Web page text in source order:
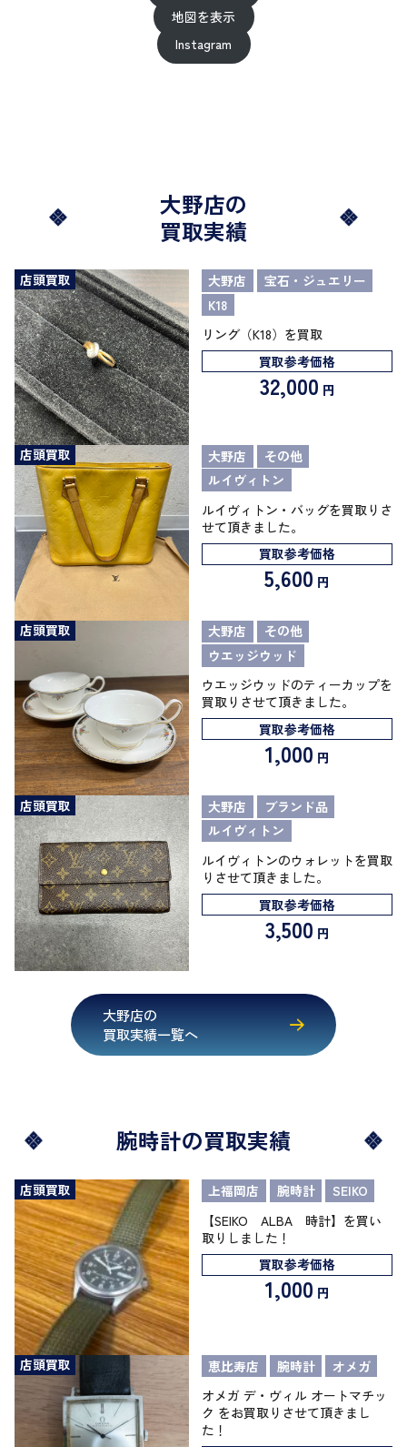
地図を表示
Instagram
大野店の
買取実績
店頭買取 大野店
宝石・ジュエリー
K18
リング（K18）を買取
買取参考価格
32,000 円
店頭買取 大野店
その他
ルイヴィトン
ルイヴィトン・バッグを買取りさ
せて頂きました。
買取参考価格
5,600 円
店頭買取 大野店
その他
ウエッジウッド
ウエッジウッドのティーカップを
買取りさせて頂きました。
買取参考価格
1,000 円
店頭買取 大野店
ブランド品
ルイヴィトン
ルイヴィトンのウォレットを買取
りさせて頂きました。
買取参考価格
3,500 円
大野店の
買取実績一覧へ
腕時計の買取実績
店頭買取 上福岡店 腕時計
SEIKO
【SEIKO ALBA 時計】を買い
取りしました！
買取参考価格
1,000 円
店頭買取 恵比寿店 腕時計
オメガ
オメガ デ・ヴィル オートマチッ
ク をお買取りさせて頂きまし
た！